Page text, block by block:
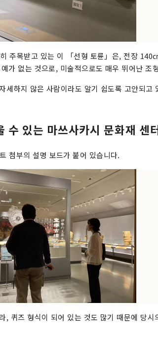
주목받고 있는 이 「선형 토륜」은, 전장 140
가 없는 것으로, 미술적으로도 매우 뛰어난 조
세하지 않은 사람이라도 알기 쉽도록 고안되고
수 있는 마쓰사카시 문화재 센
첨부의 설명 보드가 붙어 있습니다.
, 퀴즈 형식이 되어 있는 것도 많기 때문에 당시